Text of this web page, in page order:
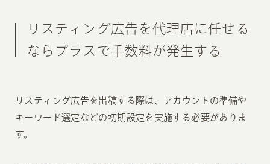
リスティング広告を代理店に任せる
ならプラスで手数料が発生する
リスティング広告を出稿する際は、アカウントの準備や
キーワード選定などの初期設定を実施する必要がありま
す。